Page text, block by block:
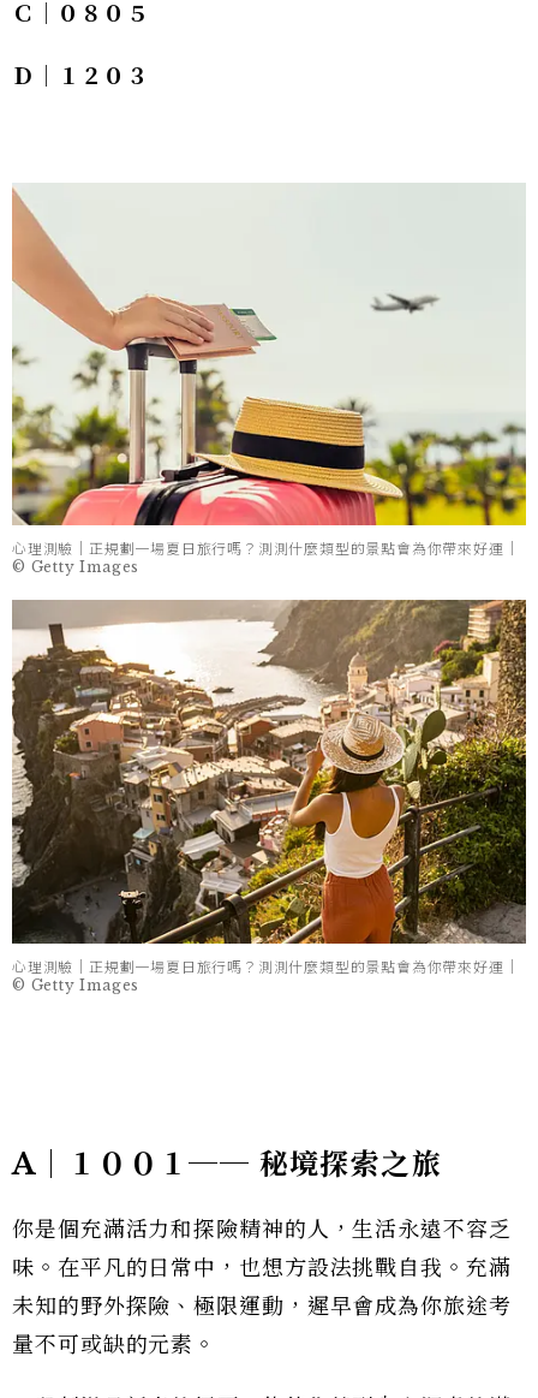
Ｃ｜０８０５
Ｄ｜１２０３
心理測驗｜正規劃一場夏日旅行嗎？測測什麼類型的景點會為你帶來好運｜
© Getty Images
心理測驗｜正規劃一場夏日旅行嗎？測測什麼類型的景點會為你帶來好運｜
© Getty Images
A｜１００１── 秘境探索之旅
你是個充滿活力和探險精神的人，生活永遠不容乏
味。在平凡的日常中，也想方設法挑戰自我。充滿
未知的野外探險、極限運動，遲早會成為你旅途考
量不可或缺的元素。